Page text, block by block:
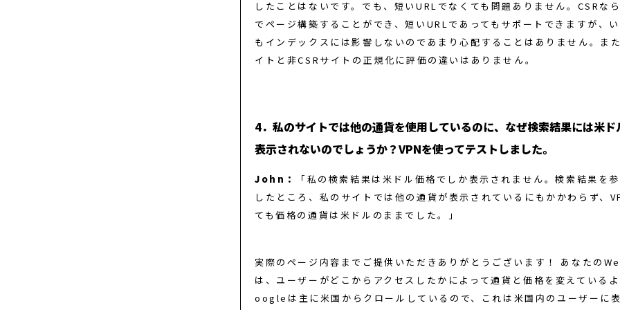
したことはないです。でも、短いURLでなくても問題ありません。CSRな
でページ構築することができ、短いURLであってもサポートできますが、
もインデックスには影響しないのであまり心配することはありません。ま
イトと非CSRサイトの正規化に評価の違いはありません。
4．私のサイトでは他の通貨を使用しているのに、なぜ検索結果には米ド
表示されないのでしょうか？VPNを使ってテストしました。
John：
「私の検索結果は米ドル価格でしか表示されません。検索結果を
したところ、私のサイトでは他の通貨が表示されているにもかかわらず、
ても価格の通貨は米ドルのままでした。」
実際のページ内容までご提供いただきありがとうございます！ あなたの
は、ユーザーがどこからアクセスしたかによって通貨と価格を変えている
oogleは主に米国からクロールしているので、これは米国内のユーザーに